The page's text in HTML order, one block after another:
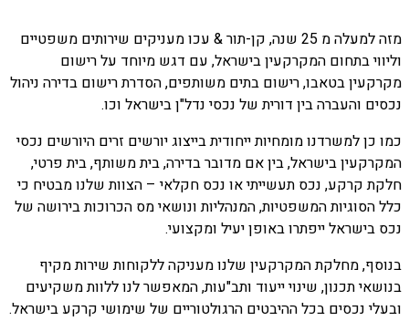
מזה למעלה מ 25 שנה, קן-תור & עכו מעניקים שירותים משפטיים
וליווי בתחום המקרקעין בישראל, עם דגש מיוחד על רישום
מקרקעין בטאבו, רישום בתים משותפים, הסדרת רישום בדירה ניהול
נכסים והעברה בין דורית של נכסי נדל"ן בישראל וכו.
כמו כן למשרדנו מומחיות ייחודית בייצוג יורשים זרים היורשים נכסי
המקרקעין בישראל, בין אם מדובר בדירה, בית משותף, בית פרטי,
חלקת קרקע, נכס תעשייתי או נכס חקלאי – הצוות שלנו מבטיח כי
כלל הסוגיות המשפטיות, המנהליות ונושאי מס הכרוכות בירושה של
נכס בישראל ייפתרו באופן יעיל ומקצועי.
בנוסף, מחלקת המקרקעין שלנו מעניקה ללקוחות שירות מקיף
בנושאי תכנון, שינוי ייעוד ותב"עות, המאפשר לנו ללוות משקיעים
ובעלי נכסים בכל ההיבטים הרגולטוריים של שימושי קרקע בישראל.